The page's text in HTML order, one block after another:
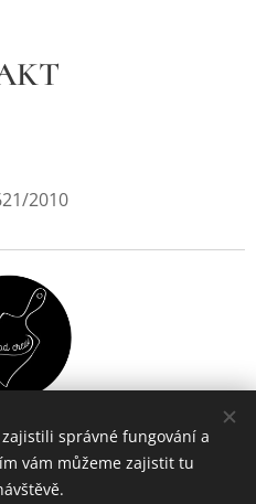
2010
Webnode Cookies
správné fungování a
vám můžeme zajistit tu